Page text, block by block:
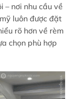
– nơi nhu cầu về
luôn được đặt
rõ hơn về rèm
chọn phù hợp